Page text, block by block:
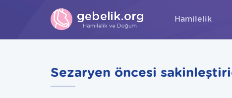
Hamilelik
Sezaryen öncesi